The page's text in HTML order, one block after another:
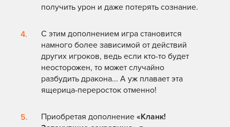
получить урон и даже потерять сознание.
С этим дополнением игра становится
намного более зависимой от действий
других игроков, ведь если кто-то будет
неосторожен, то может случайно
разбудить дракона... А уж плавает эта
ящерица-переросток отменно!
Приобретая дополнение «Кланк!